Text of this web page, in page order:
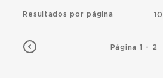
Página 1 - 2
Resultados por página 10